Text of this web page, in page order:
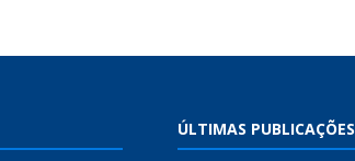
ÚLTIMAS PUBLICAÇÕES